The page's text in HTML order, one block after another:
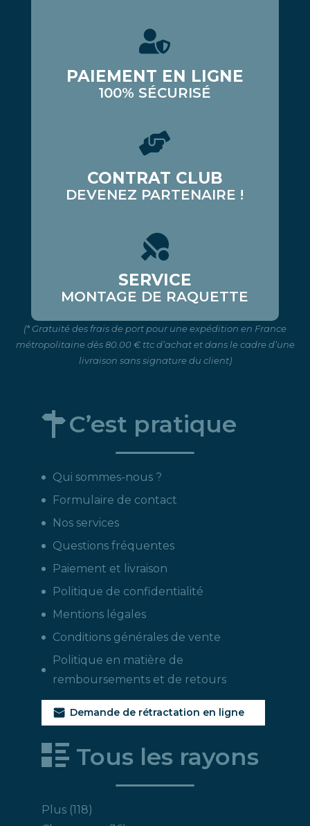
PAIEMENT EN LIGNE
100% SÉCURISÉ
CONTRAT CLUB
DEVENEZ PARTENAIRE !
SERVICE
MONTAGE DE RAQUETTE
(* Gratuité des frais de port pour une expédition en France
métropolitaine dès 80.00 € ttc d’achat et dans le cadre d’une
livraison sans signature du client)
C’est pratique
Qui sommes-nous ?
Formulaire de contact
Nos services
Questions fréquentes
Paiement et livraison
Politique de confidentialité
Mentions légales
Conditions générales de vente
Politique en matière de
remboursements et de retours
Demande de rétractation en ligne
Tous les rayons
Plus 118118